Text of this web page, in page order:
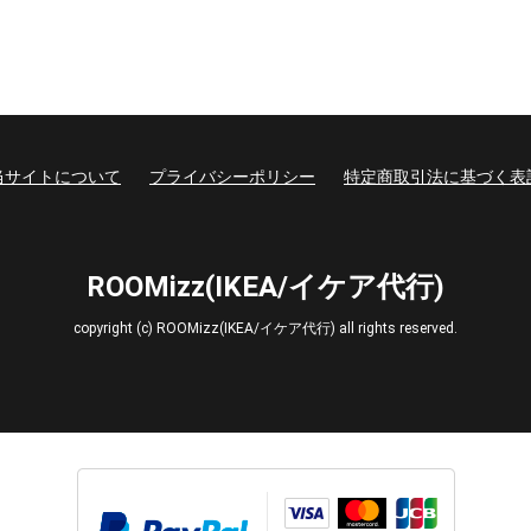
サイトについて プライバシーポリシー 特定商取引法に基づく表
ROOMizz(IKEA/イケア代行)
copyright (c) ROOMizz(IKEA/イケア代行) all rights reserved.